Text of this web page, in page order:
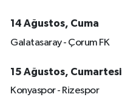
14 Ağustos, Cuma
Galatasaray - Çorum FK
15 Ağustos, Cumartesi
Konyaspor - Rizespor